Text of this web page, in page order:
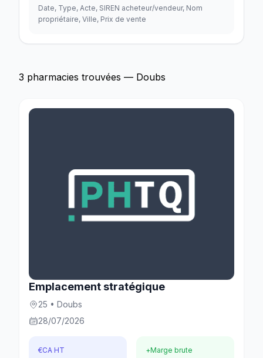
Date, Type, Acte, SIREN acheteur/vendeur, Nom
propriétaire, Ville, Prix de vente
3 pharmacies trouvées — Doubs
Emplacement stratégique
25 • Doubs
28/07/2026
€CA HT +Marge brute